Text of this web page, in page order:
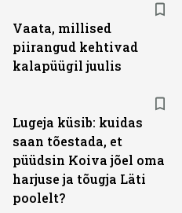
Vaata, millised
piirangud kehtivad
kalapüügil juulis
Lugeja küsib: kuidas
saan tõestada, et
püüdsin Koiva jõel oma
harjuse ja tõugja Läti
poolelt?